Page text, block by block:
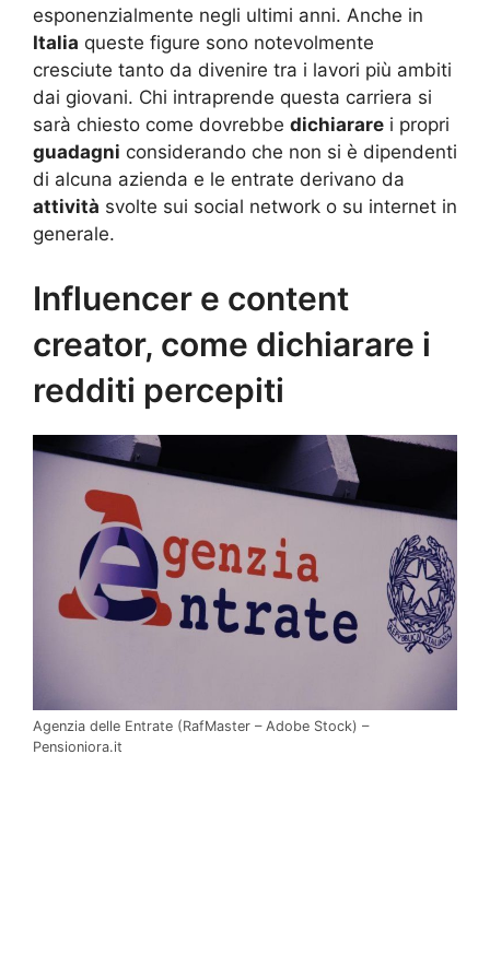
esponenzialmente negli ultimi anni. Anche in
Italia queste figure sono notevolmente
cresciute tanto da divenire tra i lavori più ambiti
dai giovani. Chi intraprende questa carriera si
sarà chiesto come dovrebbe dichiarare i propri
guadagni considerando che non si è dipendenti
di alcuna azienda e le entrate derivano da
attività svolte sui social network o su internet in
generale.
Influencer e content
creator, come dichiarare i
redditi percepiti
Agenzia delle Entrate (RafMaster – Adobe Stock) –
Pensioniora.it